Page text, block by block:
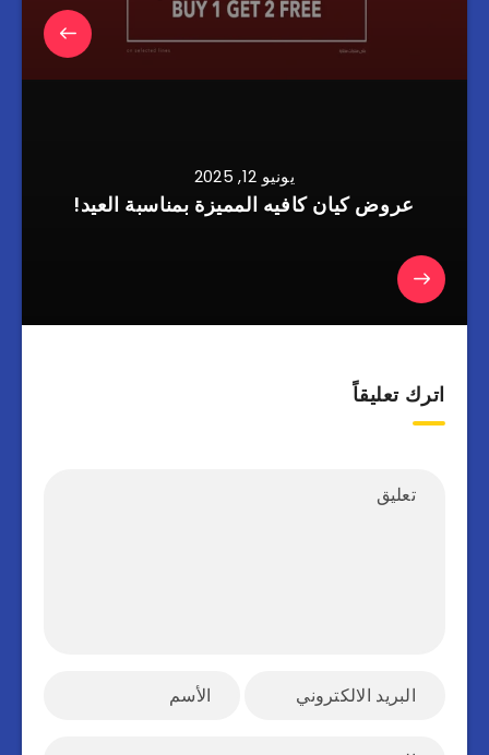
يونيو 12, 2025
عروض كيان كافيه المميزة بمناسبة العيد!
اترك تعليقاً